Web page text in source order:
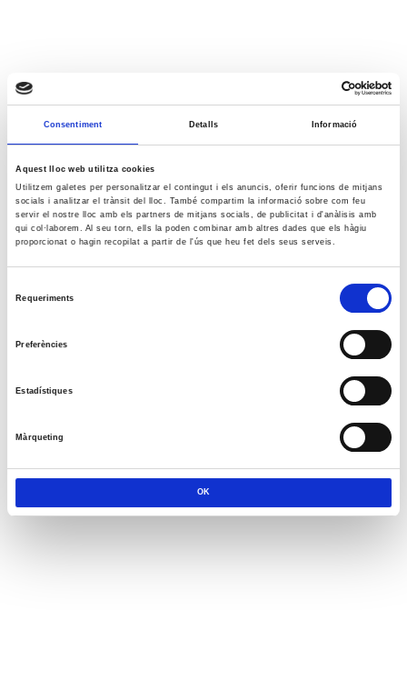
Consentiment Detalls Informació
Aquest lloc web utilitza cookies
Utilitzem galetes per personalitzar el contingut i els anuncis, oferir funcions de mitjans
socials i analitzar el trànsit del lloc. També compartim la informació sobre com feu
servir el nostre lloc amb els partners de mitjans socials, de publicitat i d'anàlisis amb
qui col·laborem. Al seu torn, ells la poden combinar amb altres dades que els hàgiu
proporcionat o hagin recopilat a partir de l'ús que heu fet dels seus serveis.
Requeriments
Preferències
Estadístiques
Màrqueting
OK